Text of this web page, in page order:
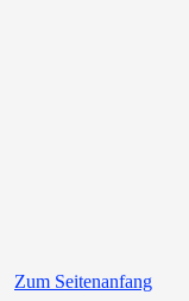
Zum Seitenanfang